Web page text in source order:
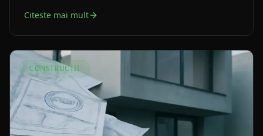
prevede legea și ce le prelungește în practică.
Citeste mai mult
CONSTRUCȚII